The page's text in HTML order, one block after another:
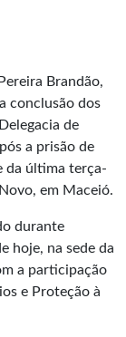
Brandão,
conclusão dos
de
a prisão de
da última terça-
em Maceió.
durante
hoje, na sede da
a participação
e Proteção à